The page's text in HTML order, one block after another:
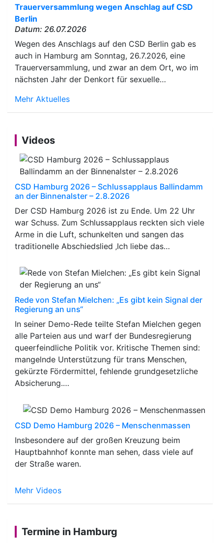
Trauerversammlung wegen Anschlag auf CSD
Berlin
Datum: 26.07.2026
Wegen des Anschlags auf den CSD Berlin gab es
auch in Hamburg am Sonntag, 26.7.2026, eine
Trauerversammlung, und zwar an dem Ort, wo im
nächsten Jahr der Denkort für sexuelle…
Mehr Aktuelles
Videos
CSD Hamburg 2026 – Schlussapplaus Ballindamm
an der Binnenalster – 2.8.2026
Der CSD Hamburg 2026 ist zu Ende. Um 22 Uhr
war Schuss. Zum Schlussapplaus reckten sich viele
Arme in die Luft, schunkelten und sangen das
traditionelle Abschiedslied ‚Ich liebe das…
Rede von Stefan Mielchen: „Es gibt kein Signal der
Regierung an uns“
In seiner Demo-Rede teilte Stefan Mielchen gegen
alle Parteien aus und warf der Bundesregierung
queerfeindliche Politik vor. Kritische Themen sind:
mangelnde Unterstützung für trans Menschen,
gekürzte Fördermittel, fehlende grundgesetzliche
Absicherung.…
CSD Demo Hamburg 2026 – Menschenmassen
Insbesondere auf der großen Kreuzung beim
Hauptbahnhof konnte man sehen, dass viele auf
der Straße waren.
Mehr Videos
Termine in Hamburg